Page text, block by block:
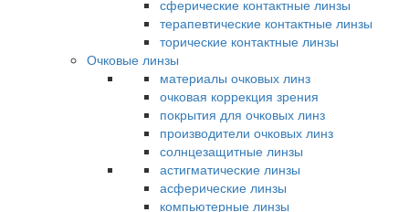
сферические контактные линзы
терапевтические контактные линзы
торические контактные линзы
Очковые линзы
материалы очковых линз
очковая коррекция зрения
покрытия для очковых линз
производители очковых линз
солнцезащитные линзы
астигматические линзы
асферические линзы
компьютерные линзы